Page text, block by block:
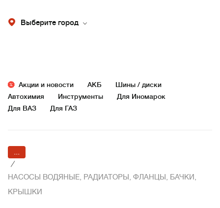
Выберите город
Акции и новости АКБ
Шины / диски
Автохимия
Инструменты
Для Иномарок
Для ВАЗ
Для ГАЗ
...
/
НАСОСЫ ВОДЯНЫЕ, РАДИАТОРЫ, ФЛАНЦЫ, БАЧКИ,
КРЫШКИ